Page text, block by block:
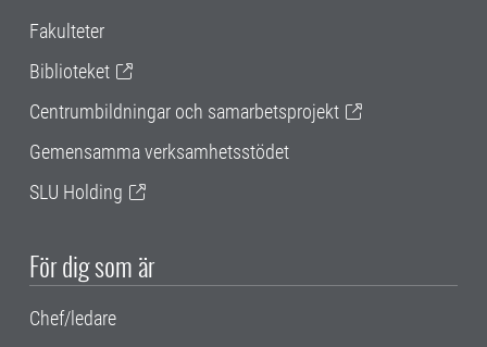
Fakulteter
Biblioteket
Centrumbildningar och samarbetsprojekt
Gemensamma verksamhetsstödet
SLU Holding
För dig som är
Chef/ledare